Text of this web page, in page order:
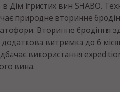
ігристих вин SHABO.
природне вторинне
Вторинне бродіння
додаткова витримка до 6
використання
вина.